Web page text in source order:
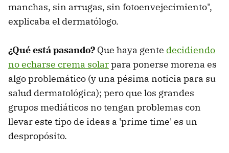
manchas, sin arrugas, sin fotoenvejecimiento",
explicaba el dermatólogo.
¿Qué está pasando? Que haya gente decidiendo
no echarse crema solarpara ponerse morena es
algo problemático (y una pésima noticia para su
salud dermatológica); pero que los grandes
grupos mediáticos no tengan problemas con
llevar este tipo de ideas a 'prime time' es un
despropósito.